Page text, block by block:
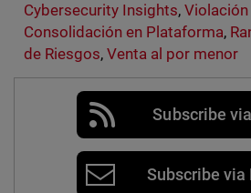
Cybersecurity Insights,
Consolidación en Plataforma,
de Riesgos, Venta al por menor
Subscribe
Subscribe via